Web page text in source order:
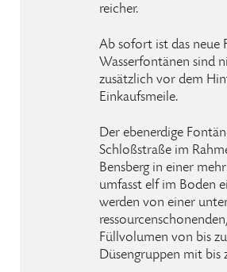
reicher.
Ab sofort ist das neue
Wasserfontänen sind
zusätzlich vor dem
Einkaufsmeile.
Der ebenerdige
Schloßstraße im
Bensberg in einer
umfasst elf im Boden
werden von einer
Füllvolumen von bis
Düsengruppen mit bis